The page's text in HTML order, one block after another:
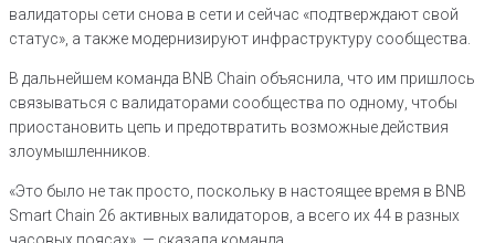
валидаторы сети снова в сети и сейчас «подтверждают свой
статус», а также модернизируют инфраструктуру сообщества.
В дальнейшем команда BNB Chain объяснила, что им пришлось
связываться с валидаторами сообщества по одному, чтобы
приостановить цепь и предотвратить возможные действия
злоумышленников.
«Это было не так просто, поскольку в настоящее время в BNB
Smart Chain 26 активных валидаторов, а всего их 44 в разных